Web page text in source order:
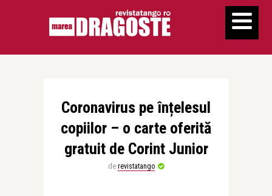
Coronavirus pe înțelesul
copiilor – o carte oferită
gratuit de Corint Junior
de revistatango